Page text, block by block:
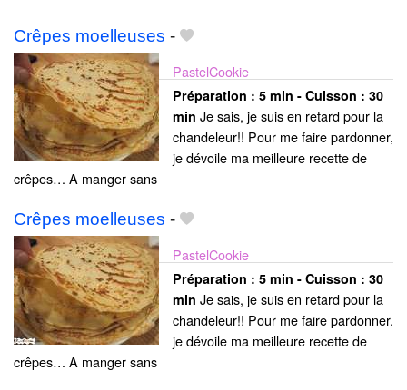
Crêpes moelleuses -
PastelCookie
Préparation : 5 min - Cuisson : 30
min Je sais, je suis en retard pour la
chandeleur!! Pour me faire pardonner,
je dévoile ma meilleure recette de
crêpes… A manger sans
Crêpes moelleuses -
PastelCookie
Préparation : 5 min - Cuisson : 30
min Je sais, je suis en retard pour la
chandeleur!! Pour me faire pardonner,
je dévoile ma meilleure recette de
crêpes… A manger sans